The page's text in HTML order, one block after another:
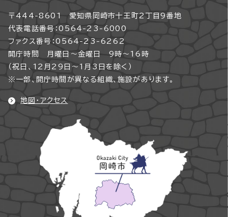
〒444-8601 愛知県岡崎市十王町2丁目9番地
代表電話番号：0564-23-6000
ファクス番号：0564-23-6262
開庁時間 月曜日～金曜日 9時～16時
（祝日、12月29日～1月3日を除く）
※一部、開庁時間が異なる組織、施設があります。
地図・アクセス